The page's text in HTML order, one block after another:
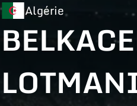
Algérie